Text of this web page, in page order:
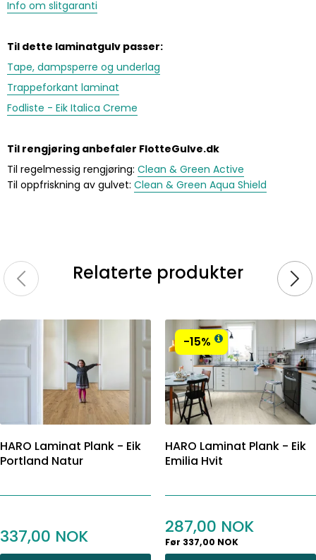
Info om slitgaranti
Til dette laminatgulv passer:
Tape, dampsperre og underlag
Trappeforkant laminat
Fodliste - Eik Italica Creme
Til rengjøring anbefaler FlotteGulve.dk
Til regelmessig rengjøring: Clean & Green Active
Til oppfriskning av gulvet: Clean & Green Aqua Shield
Relaterte produkter
HARO Laminat Plank - Eik
Portland Natur
337,00
-15%
HARO Laminat Plank - Eik
Emilia Hvit
287,00
Før 337,00 NOK